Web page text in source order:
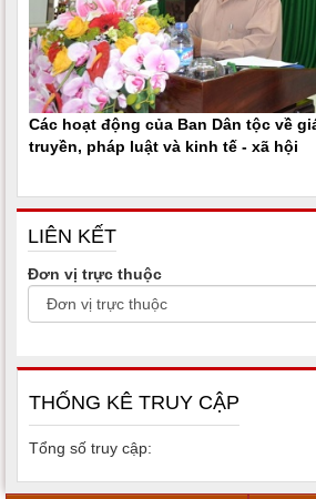
Các hoạt động của Ban Dân tộc về
truyền, pháp luật và kinh tế - xã hội
LIÊN KẾT
Đơn vị trực thuộc
THỐNG KÊ TRUY CẬP
Tổng số truy cập: